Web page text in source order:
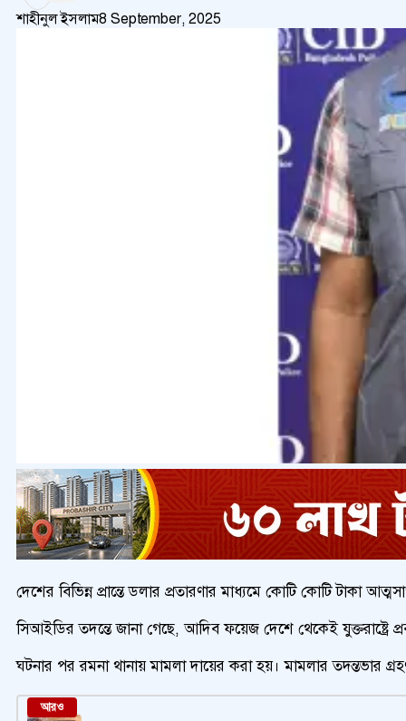
শাহীনুল ইসলাম8 September, 2025
দেশের বিভিন্ন প্রান্তে ডলার প্রতারণার মাধ্যমে কোটি কোটি টাকা
সিআইডির তদন্তে জানা গেছে, আদিব ফয়েজ দেশে থেকেই যুক্তরাষ্ট্রে
ঘটনার পর রমনা থানায় মামলা দায়ের করা হয়। মামলার তদন্তভার
আরও